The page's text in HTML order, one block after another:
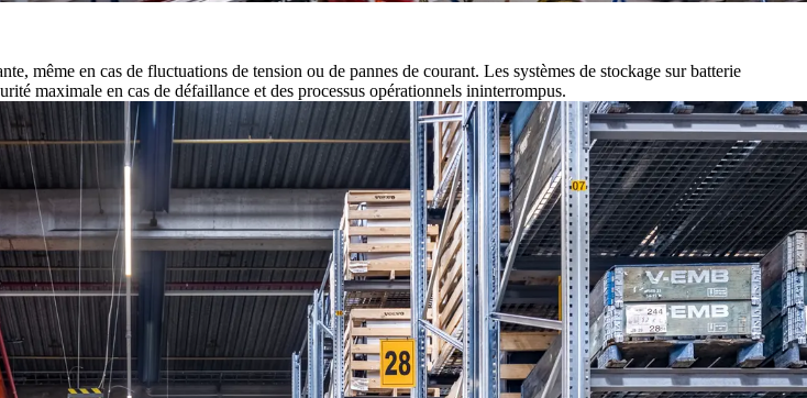
même en cas de fluctuations de tension ou de pannes de courant. Les systèmes de stockage sur batterie
maximale en cas de défaillance et des processus opérationnels ininterrompus.